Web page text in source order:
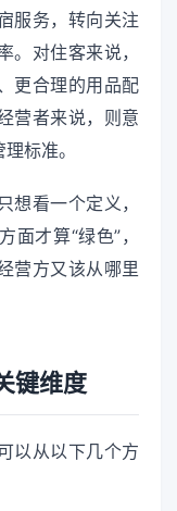
服务，转向关注
。对住客来说，
更合理的用品配
营者来说，则意
标准。
想看一个定义，
才算“绿色”，
营方又该从哪里
键维度
以从以下几个方